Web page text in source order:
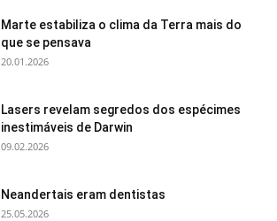
Marte estabiliza o clima da Terra mais do
que se pensava
20.01.2026
Lasers revelam segredos dos espécimes
inestimáveis de Darwin
09.02.2026
Neandertais eram dentistas
25.05.2026